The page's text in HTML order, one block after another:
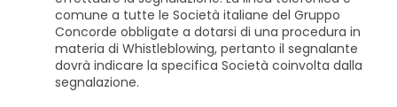
comune a tutte le Società italiane del Gruppo
Concorde obbligate a dotarsi di una procedura in
materia di Whistleblowing, pertanto il segnalante
dovrà indicare la specifica Società coinvolta dalla
segnalazione.